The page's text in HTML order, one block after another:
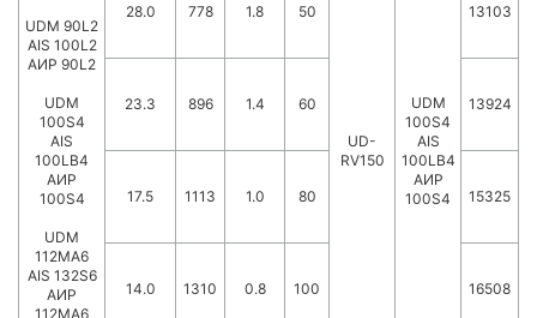
UDM 90L2
AIS 100L2
АИР 90L2
UDM
100S4
AIS
100LB4
АИР
100S4
UDM
112MA6
AIS 132S6
АИР
112MA6
28.0 778 1.8 50
UD-
RV150
UDM
100S4
AIS
100LB4
АИР
100S4
13103
23.3 896 1.4 60 13924
17.5 1113 1.0 80 15325
14.0 1310 0.8 100 16508